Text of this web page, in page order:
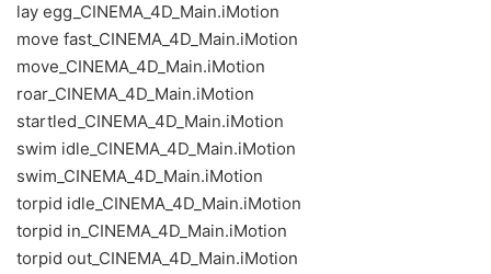
lay egg_CINEMA_4D_Main.iMotion
move fast_CINEMA_4D_Main.iMotion
move_CINEMA_4D_Main.iMotion
roar_CINEMA_4D_Main.iMotion
startled_CINEMA_4D_Main.iMotion
swim idle_CINEMA_4D_Main.iMotion
swim_CINEMA_4D_Main.iMotion
torpid idle_CINEMA_4D_Main.iMotion
torpid in_CINEMA_4D_Main.iMotion
torpid out_CINEMA_4D_Main.iMotion